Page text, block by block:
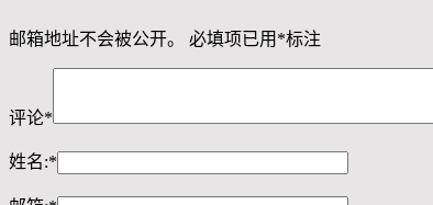
邮箱地址不会被公开。 必填项已用 *标注
评论*
姓名:*